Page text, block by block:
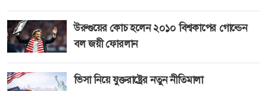
উরুগুয়ের কোচ হলেন ২০১০ বিশ্বকাপের গোল্ডেন
বল জয়ী ফোরলান
ভিসা নিয়ে যুক্তরাষ্ট্রের নতুন নীতিমালা